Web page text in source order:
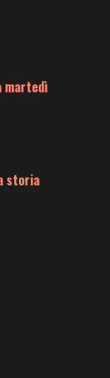
martedì
storia